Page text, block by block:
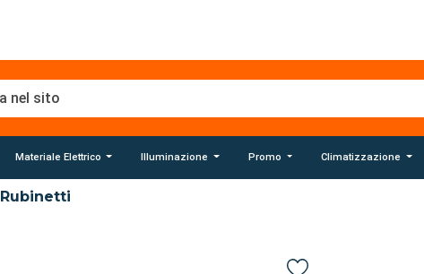
Materiale Elettrico Illuminazione Promo Climatizzazione
Rubinetti